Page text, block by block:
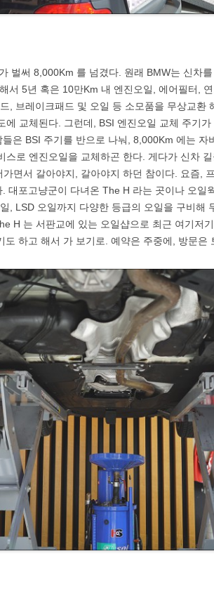
벌써 8,000Km 를 넘겼다. 원래 BMW는 신차
서 5년 혹은 10만Km 내 엔진오일, 에어필터,
, 브레이크패드 및 오일 등 소모품을 무상교환
에 교체된다. 그런데, BSI 엔진오일 교체 주기가
은 BSI 주기를 반으로 나눠, 8,000Km 에는 자
스로 엔진오일을 교체하곤 한다. 게다가 신차
면서 갈아야지, 갈아야지 하던 참이다. 요즘,
대포고냥군이 다녀온 The H 라는 곳이나 오일
, LSD 오일까지 다양한 등급의 오일을 구비해
H 는 서판교에 있는 오일샵으로 최근 여기저
도 하고 해서 가 보기로. 예약은 주중에, 방문은